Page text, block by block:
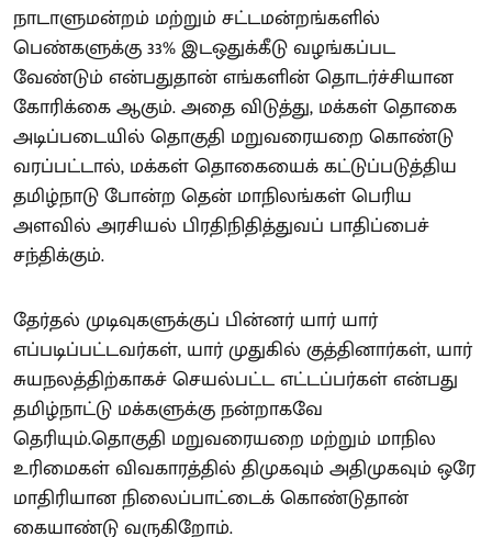
நாடாளுமன்றம் மற்றும் சட்டமன்றங்களில்
பெண்களுக்கு 33% இடஒதுக்கீடு வழங்கப்பட
வேண்டும் என்பதுதான் எங்களின் தொடர்ச்சியான
கோரிக்கை ஆகும். அதை விடுத்து, மக்கள் தொகை
அடிப்படையில் தொகுதி மறுவரையறை கொண்டு
வரப்பட்டால், மக்கள் தொகையைக் கட்டுப்படுத்திய
தமிழ்நாடு போன்ற தென் மாநிலங்கள் பெரிய
அளவில் அரசியல் பிரதிநிதித்துவப் பாதிப்பைச்
சந்திக்கும்.
தேர்தல் முடிவுகளுக்குப் பின்னர் யார் யார்
எப்படிப்பட்டவர்கள், யார் முதுகில் குத்தினார்கள், யார்
சுயநலத்திற்காகச் செயல்பட்ட எட்டப்பர்கள் என்பது
தமிழ்நாட்டு மக்களுக்கு நன்றாகவே
தெரியும்.தொகுதி மறுவரையறை மற்றும் மாநில
உரிமைகள் விவகாரத்தில் திமுகவும் அதிமுகவும் ஒரே
மாதிரியான நிலைப்பாட்டைக் கொண்டுதான்
கையாண்டு வருகிறோம்.